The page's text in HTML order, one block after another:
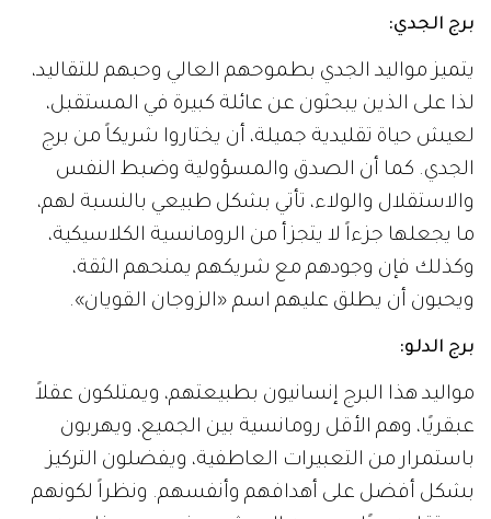
برج الجدي:
يتميز مواليد الجدي بطموحهم العالي وحبهم للتقاليد،
لذا على الذين يبحثون عن عائلة كبيرة في المستقبل،
لعيش حياة تقليدية جميلة، أن يختاروا شريكاً من برج
الجدي. كما أن الصدق والمسؤولية وضبط النفس
والاستقلال والولاء، تأتي بشكل طبيعي بالنسبة لهم،
ما يجعلها جزءاً لا يتجزأ من الرومانسية الكلاسيكية،
وكذلك فإن وجودهم مع شريكهم يمنحهم الثقة،
ويحبون أن يطلق عليهم اسم «الزوجان القويان».
برج الدلو:
مواليد هذا البرج إنسانيون بطبيعتهم، ويمتلكون عقلاً
عبقريًا، وهم الأقل رومانسية بين الجميع، ويهربون
باستمرار من التعبيرات العاطفية، ويفضلون التركيز
بشكل أفضل على أهدافهم وأنفسهم. ونظراً لكونهم